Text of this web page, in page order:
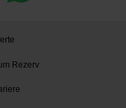
Rezerv